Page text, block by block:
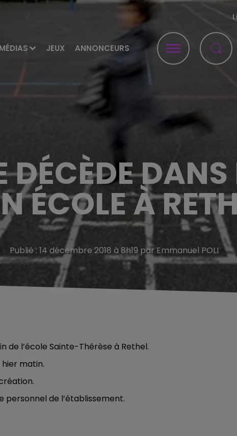
MÉDIAS JEUX ANNONCEURS
DÉCÈDE
ÉCOLE À
Publié : 14 décembre 2018 à 8h19 par Emmanuel POLI
de l’école Sainte-Thérèse à Rethel.
matin.
personnel de l’établissement.